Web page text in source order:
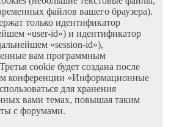
файлов вашего браузера).
только идентификатор
«user-id») и идентификатор
«session-id»),
вам программным
cookie будет создана после
конференции «Информационные
для хранения
вами темах, повышая таким
с форумами.